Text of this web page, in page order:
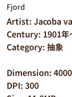
Fjord
Artist: Jacoba
Century: 1901年
Category: 抽象
Dimension:
DPI: 300